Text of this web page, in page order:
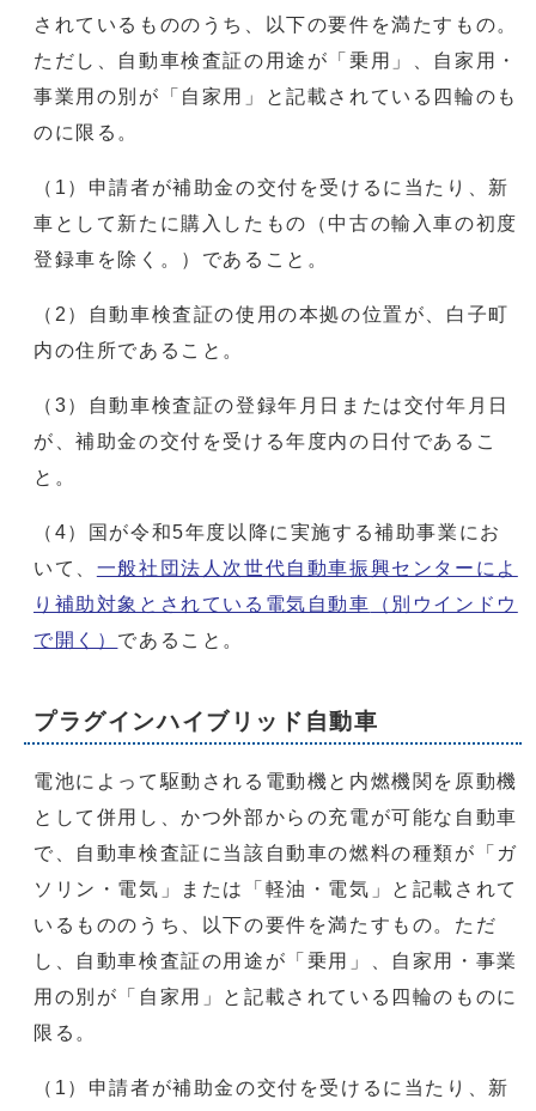
されているもののうち、以下の要件を満たすもの。
ただし、自動車検査証の用途が「乗用」、自家用・
事業用の別が「自家用」と記載されている四輪のも
のに限る。
（1）申請者が補助金の交付を受けるに当たり、新
車として新たに購入したもの（中古の輸入車の初度
登録車を除く。）であること。
（2）自動車検査証の使用の本拠の位置が、白子町
内の住所であること。
（3）自動車検査証の登録年月日または交付年月日
が、補助金の交付を受ける年度内の日付であるこ
と。
（4）国が令和5年度以降に実施する補助事業にお
いて、 一般社団法人次世代自動車振興センターによ
り補助対象とされている電気自動車 （別ウインドウ
で開く） であること。
プラグインハイブリッド自動車
電池によって駆動される電動機と内燃機関を原動機
として併用し、かつ外部からの充電が可能な自動車
で、自動車検査証に当該自動車の燃料の種類が「ガ
ソリン・電気」または「軽油・電気」と記載されて
いるもののうち、以下の要件を満たすもの。ただ
し、自動車検査証の用途が「乗用」、自家用・事業
用の別が「自家用」と記載されている四輪のものに
限る。
（1）申請者が補助金の交付を受けるに当たり、新